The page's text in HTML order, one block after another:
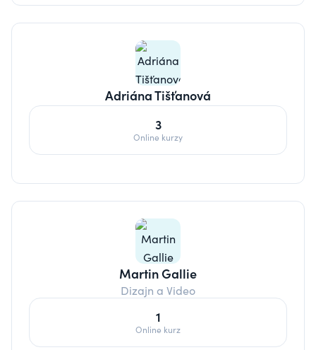
Adriána Tišťanová
3
Online kurzy
Martin Gallie
Dizajn a Video
1
Online kurz